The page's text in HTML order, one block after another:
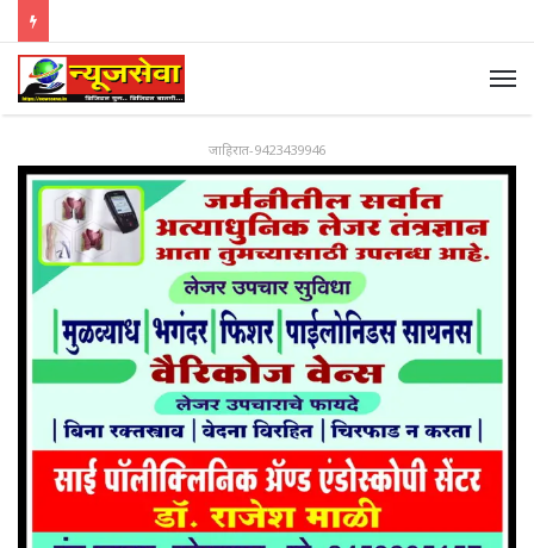
जाहिरात-9423439946